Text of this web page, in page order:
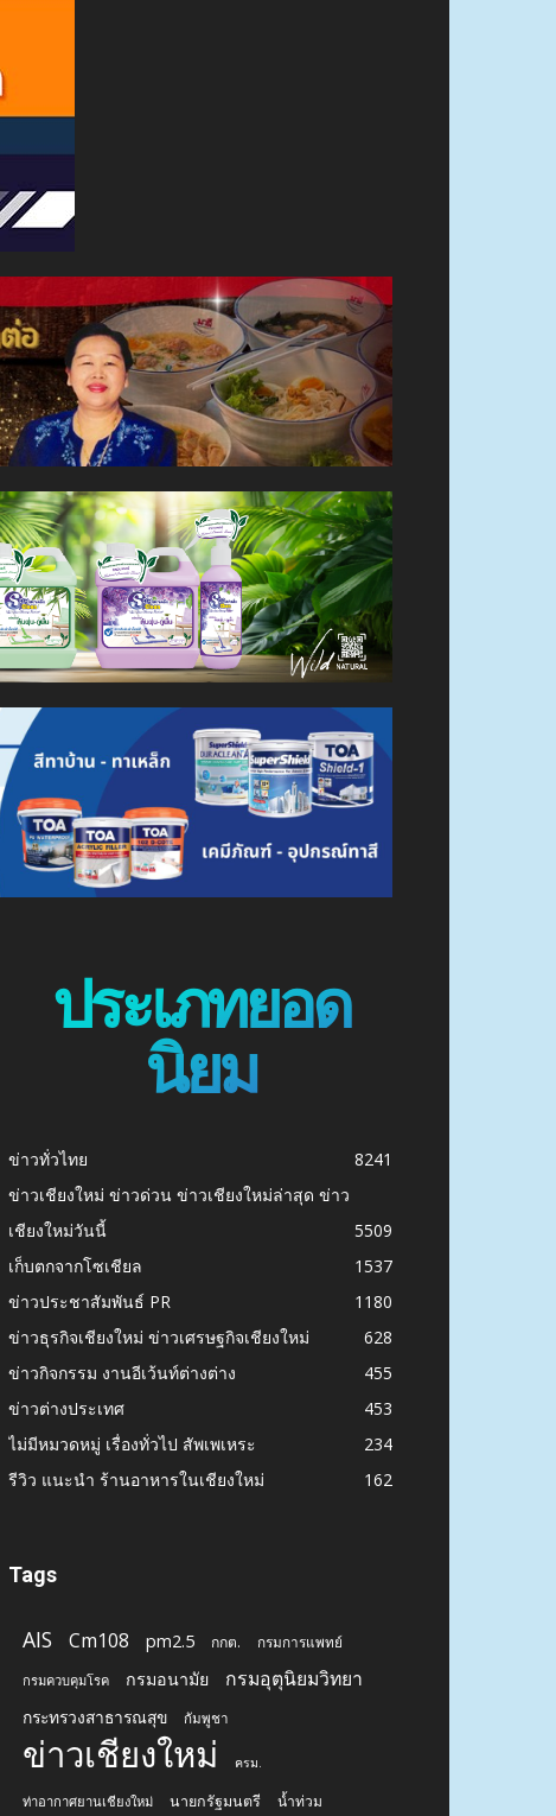
ประเภทยอด
นิยม
ข่าวทั่วไทย
8241
ข่าวเชียงใหม่ ข่าวด่วน ข่าวเชียงใหม่ล่าสุด ข่าว
เชียงใหม่วันนี้
5509
เก็บตกจากโซเชียล
1537
ข่าวประชาสัมพันธ์ PR
1180
ข่าวธุรกิจเชียงใหม่ ข่าวเศรษฐกิจเชียงใหม่
628
ข่าวกิจกรรม งานอีเว้นท์ต่างต่าง
455
ข่าวต่างประเทศ
453
ไม่มีหมวดหมู่ เรื่องทั่วไป สัพเพเหระ
234
รีวิว แนะนำ ร้านอาหารในเชียงใหม่
162
Tags
AIS Cm108 pm2.5 กกต. กรมการแพทย์
กรมควบคุมโรค กรมอนามัย กรมอุตุนิยมวิทยา
กระทรวงสาธารณสุข กัมพูชา
ข่าวเชียงใหม่ ครม.
ท่าอากาศยานเชียงใหม่ นายกรัฐมนตรี น้ำท่วม